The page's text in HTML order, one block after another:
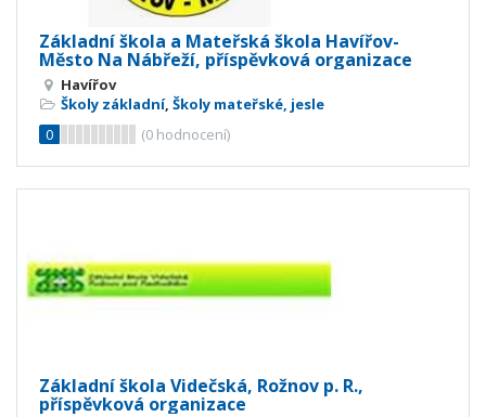
Základní škola a Mateřská škola Havířov-
Město Na Nábřeží, příspěvková organizace
Havířov
Školy základní, Školy mateřské, jesle
0
(0 hodnocení)
Základní škola Videčská, Rožnov p. R.,
příspěvková organizace